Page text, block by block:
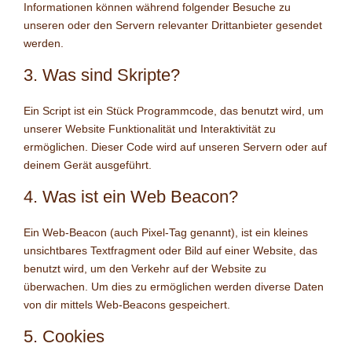
Informationen können während folgender Besuche zu
unseren oder den Servern relevanter Drittanbieter gesendet
werden.
3. Was sind Skripte?
Ein Script ist ein Stück Programmcode, das benutzt wird, um
unserer Website Funktionalität und Interaktivität zu
ermöglichen. Dieser Code wird auf unseren Servern oder auf
deinem Gerät ausgeführt.
4. Was ist ein Web Beacon?
Ein Web-Beacon (auch Pixel-Tag genannt), ist ein kleines
unsichtbares Textfragment oder Bild auf einer Website, das
benutzt wird, um den Verkehr auf der Website zu
überwachen. Um dies zu ermöglichen werden diverse Daten
von dir mittels Web-Beacons gespeichert.
5. Cookies